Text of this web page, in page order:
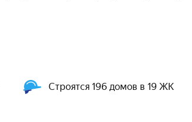
Строятся 196 домов в 19 ЖК